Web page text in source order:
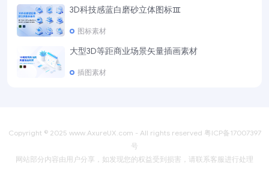
4
3D科技感蓝白磨砂立体图标Ⅲ
图标素材
5
大型3D等距商业场景矢量插画素材
插图素材
Copyright © 2025 www.AxureUX.com - All rights reserved 粤ICP备17007397
号
网站部分内容由用户分享，如发现您的权益受到损害，请联系客服进行处理